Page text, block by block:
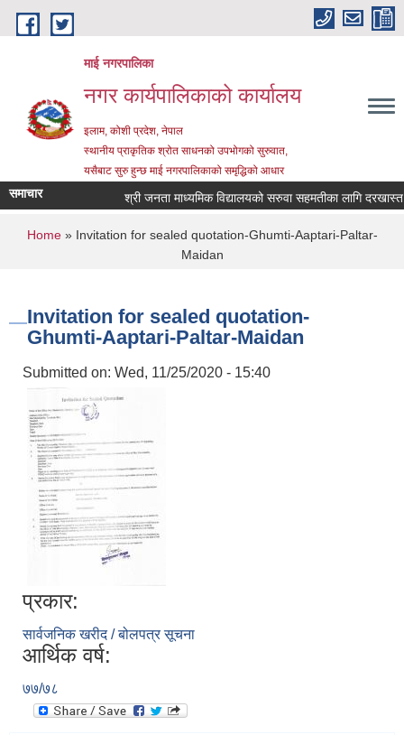
Skip to main content
माई नगरपालिका
नगर कार्यपालिकाको कार्यालय
इलाम, कोशी प्रदेश, नेपाल
स्थानीय प्राकृतिक श्रोत साधनको उपभोगको सुरुवात,
यसैबाट सुरु हुन्छ माई नगरपालिकाको समृद्धिको आधार
समाचार श्री जनता माध्यमिक विद्यालयको सरुवा सहमतीका लागि दरखास्त
You are here
Home» Invitation for sealed quotation-Ghumti-Aaptari-Paltar-
Maidan
Invitation for sealed quotation-
Ghumti-Aaptari-Paltar-Maidan
Submitted on: Wed, 11/25/2020 - 15:40
प्रकार:
सार्वजनिक खरीद / बोलपत्र सूचना
आर्थिक वर्ष:
७७/७८